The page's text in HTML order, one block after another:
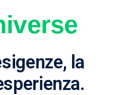
la